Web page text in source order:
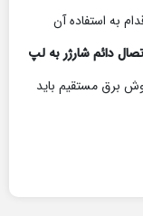
به استفاده آن
دائم شارژر به لپ
برق مستقیم باید